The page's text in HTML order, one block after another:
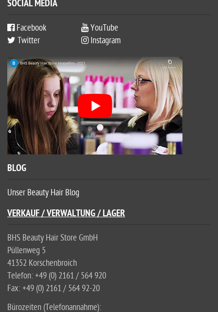
SOCIAL MEDIA
Facebook
YouTube
Twitter
Instagram
BLOG
Unser Beauty Hair Blog
VERKAUF / VERWALTUNG / LAGER
BHS Beauty Hair Store GmbH
Püllenweg 5
41352 Korschenbroich
Telefon: +49 (0) 2161 / 564 920
Fax: +49 (0) 2161 / 564 92-20
Bürozeiten (Telefonannahme):